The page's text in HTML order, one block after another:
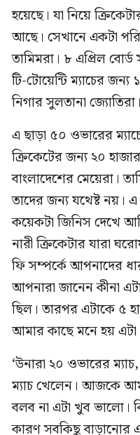
হয়েছে। যা নিয়ে
আছে। সেখানে একটা
তামিমরা। ৮ এপ্রিল
টি-টোয়েন্টি ম্যাচের জন্য
নিগার সুলতানা জ্যোতিরা।
এ ছাড়া ৫০ ওভারের
ক্রিকেটের জন্য ২০
বাংলাদেশের মেয়েরা।
তাদের জন্য যথেষ্ট নয়।
কয়েকটা জিনিস দেখে
নারী ক্রিকেটার যারা
ফি সম্পর্কে আপনাদের
আপনারা জানেন কীনা
ছিল। তারপর এটাকে ৫
আমার কাছে মনে হয়
‘উনারা ২০ ওভারের
ম্যাচ খেলেন। আজকে
বলব না এটা খুব ভালো।
কারণ সবকিছু বাড়ানোর